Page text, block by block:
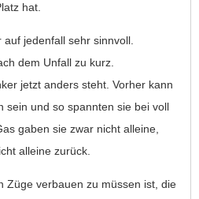
hat.
jedenfall sehr sinnvoll.
dem Unfall zu kurz.
jetzt anders steht. Vorher kann
sein und so spannten sie bei voll
gaben sie zwar nicht alleine,
alleine zurück.
Züge verbauen zu müssen ist, die